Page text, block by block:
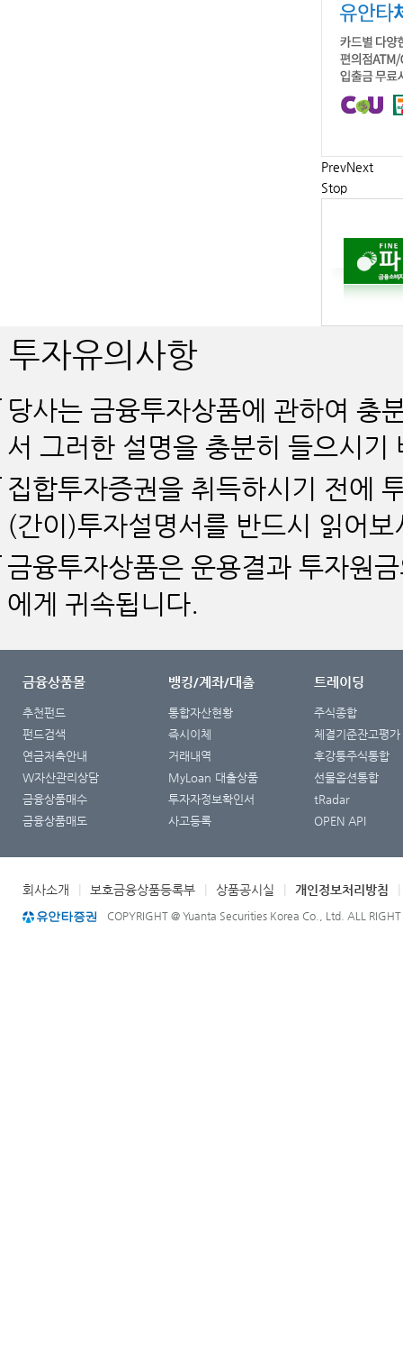
PrevNext
Stop
투자유의사항
당사는 금융투자상품에 관하여 충
서 그러한 설명을 충분히 들으시기
집합투자증권을 취득하시기 전에
(간이)투자설명서를 반드시 읽어
금융투자상품은 운용결과 투자원
에게 귀속됩니다.
금융상품몰
추천펀드
펀드검색
연금저축안내
W자산관리상담
금융상품매수
금융상품매도
뱅킹/계좌/대출
통합자산현황
즉시이체
거래내역
MyLoan 대출상품
투자자정보확인서
사고등록
트레이딩
주식종합
체결기준잔고평가
후강퉁주식통합
선물옵션통합
tRadar
OPEN API
회사소개 보호금융상품등록부 상품공시실 개인정보처리방침
COPYRIGHT @ Yuanta Securities Korea Co., Ltd. ALL RIGHT